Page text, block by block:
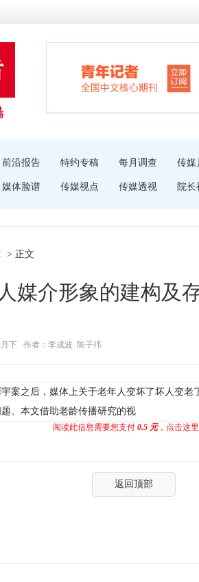
前沿报告 特约专稿 每月调查 传媒
媒体脸谱 传媒视点 传媒透视 院长
> 正文
媒介形象的建构及
下
作者：李成波 陈子祎
之后，媒体上关于老年人变坏了坏人变老
。本文借助老龄传播研究的视
阅读此信息需要您支付 0.5 元，点击这
返回顶部